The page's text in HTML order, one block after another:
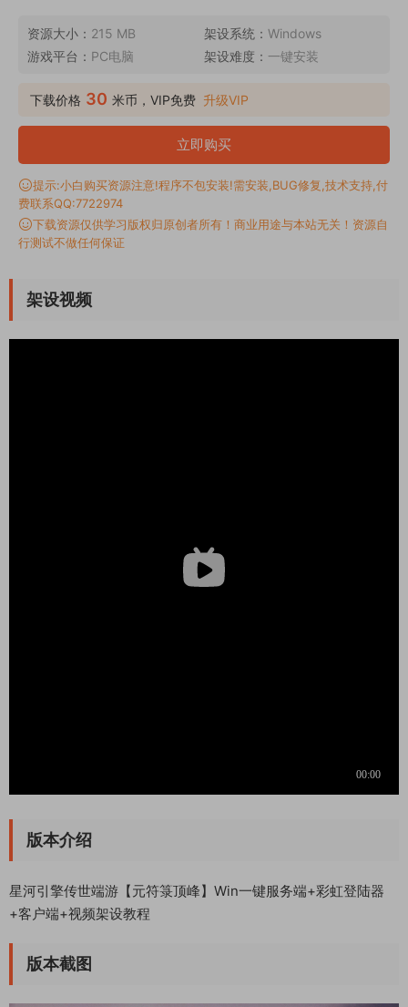
资源大小： 215 MB 架设系统： Windows
游戏平台： PC电脑 架设难度： 一键安装
下载价格 30 米币，VIP免费 升级VIP
立即购买
提示:小白购买资源注意!程序不包安装!需安装,BUG修复,技术支持,付
费联系QQ:7722974
下载资源仅供学习版权归原创者所有！商业用途与本站无关！资源自
行测试不做任何保证
架设视频
版本介绍
星河引擎传世端游【元符箓顶峰】Win一键服务端+彩虹登陆器
+客户端+视频架设教程
版本截图